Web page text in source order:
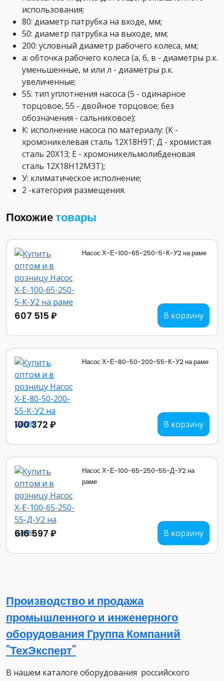
использования;
80: диаметр патрубка на входе, мм;
50: диаметр патрубка на выходе, мм;
200: условный диаметр рабочего колеса, мм;
а: обточка рабочего колеса (а, б, в - диаметры р.к.
уменьшенные, м или л - диаметры р.к.
увеличенные;
55: тип уплотнения насоса (5 - одинарное
торцовое, 55 - двойное торцовое; без
обозначения - сальниковое);
К: исполнение насоса по материалу: (К -
хромоникелевая сталь 12Х18Н9Т; Д - хромистая
сталь 20Х13; Е - хромоникельмолибденовая
сталь 12Х18Н12М3Т);
У: климатическое исполнение;
2 -категория размещения.
Похожиетовары
Насос Х-Е-100-65-250-5-К-У2 на раме
607 515 ₽ В корзину
Насос Х-Е-80-50-200-55-К-У2 на раме
100 372 ₽ В корзину
Насос Х-Е-100-65-250-55-Д-У2 на
раме
616 597 ₽ В корзину
Производство и продажа
промышленного и инженерного
оборудования Группа Компаний
"ТехЭксперт"
В нашем каталоге оборудования российского